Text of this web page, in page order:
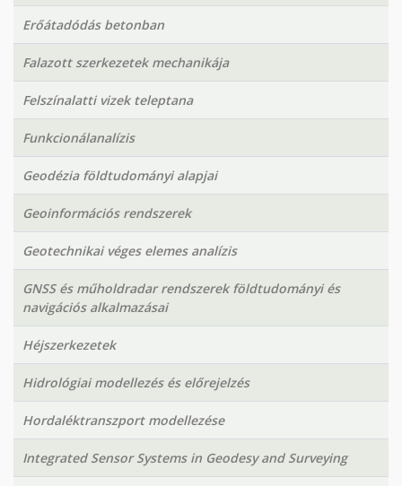
Erőátadódás betonban
Falazott szerkezetek mechanikája
Felszínalatti vizek teleptana
Funkcionálanalízis
Geodézia földtudományi alapjai
Geoinformációs rendszerek
Geotechnikai véges elemes analízis
GNSS és műholdradar rendszerek földtudományi és
navigációs alkalmazásai
Héjszerkezetek
Hidrológiai modellezés és előrejelzés
Hordaléktranszport modellezése
Integrated Sensor Systems in Geodesy and Surveying